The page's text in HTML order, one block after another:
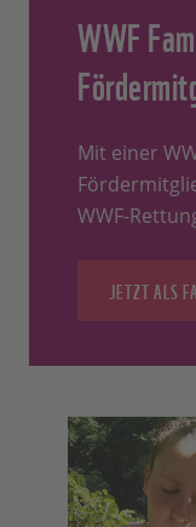
WWF
Mit einer
WWF-
JETZT ALS